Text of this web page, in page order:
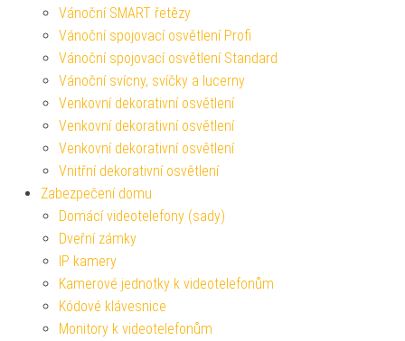
Vánoční SMART řetězy
Vánoční spojovací osvětlení Profi
Vánoční spojovací osvětlení Standard
Vánoční svícny, svíčky a lucerny
Venkovní dekorativní osvětlení
Venkovní dekorativní osvětlení
Venkovní dekorativní osvětlení
Vnitřní dekorativní osvětlení
Zabezpečení domu
Domácí videotelefony (sady)
Dveřní zámky
IP kamery
Kamerové jednotky k videotelefonům
Kódové klávesnice
Monitory k videotelefonům